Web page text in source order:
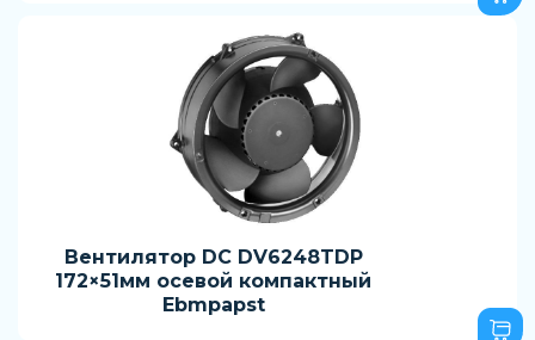
Вентилятор DC DV6248TDP
172×51мм осевой компактный
Ebmpapst